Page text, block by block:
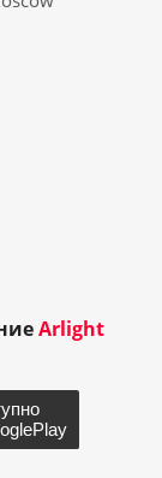
Arlight